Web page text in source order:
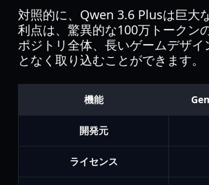
対照的に、Qwen 3.6 Plusは巨大
利点は、驚異的な100万トークン
ポジトリ全体、長いゲームデザ
となく取り込むことができます。
機能
開発元
ライセンス